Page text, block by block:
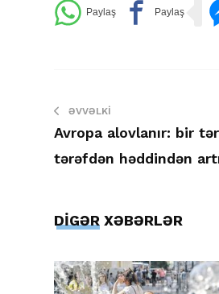
ƏVVƏLKI
Avropa alovlanır: bir
tərəfdən həddindən
DİGƏR XƏBƏRLƏR